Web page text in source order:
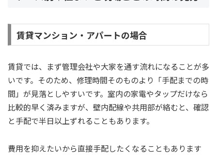
賃貸マンション・アパートの場合
賃貸では、まず管理会社や大家を通す流れになることが多
いです。そのため、修理時間そのものより「手配までの時
間」が見落としやすいです。室内の家電やタップだけなら
比較的早く済みますが、壁内配線や共用部が絡むと、確認
と手配で半日以上ずれることもあります。
費用を抑えたいから直接手配したくなることもあります